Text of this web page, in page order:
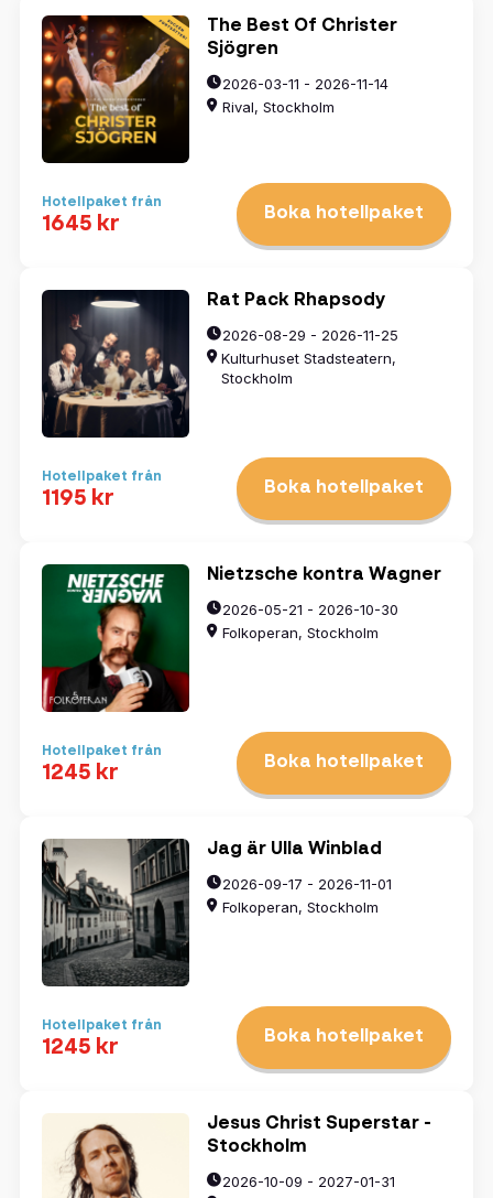
The Best Of Christer
Sjögren
2026-03-11 - 2026-11-14
Rival, Stockholm
Hotellpaket från
1645 kr Boka hotellpaket
Rat Pack Rhapsody
2026-08-29 - 2026-11-25
Kulturhuset Stadsteatern,
Stockholm
Hotellpaket från
1195 kr Boka hotellpaket
Nietzsche kontra Wagner
2026-05-21 - 2026-10-30
Folkoperan, Stockholm
Hotellpaket från
1245 kr Boka hotellpaket
Jag är Ulla Winblad
2026-09-17 - 2026-11-01
Folkoperan, Stockholm
Hotellpaket från
1245 kr Boka hotellpaket
Jesus Christ Superstar -
Stockholm
2026-10-09 - 2027-01-31